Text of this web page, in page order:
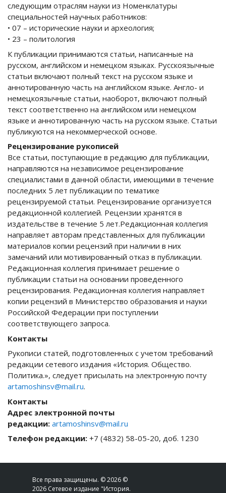
следующим отраслям науки из Номенклатуры
специальностей научных работников:
• 07 – исторические науки и археология;
• 23 – политология
К публикации принимаются статьи, написанные на
русском, английском и немецком языках. Русскоязычные
статьи включают полный текст на русском языке и
аннотированную часть на английском языке. Англо- и
немецкоязычные статьи, наоборот, включают полный
текст соответственно на английском или немецком
языке и аннотированную часть на русском языке. Статьи
публикуются на некоммерческой основе.
Рецензирование рукописей
Все статьи, поступающие в редакцию для публикации,
направляются на независимое рецензирование
специалистами в данной области, имеющими в течение
последних 5 лет публикации по тематике
рецензируемой статьи. Рецензирование организуется
редакционной коллегией. Рецензии хранятся в
издательстве в течение 5 лет.Редакционная коллегия
направляет авторам представленных для публикации
материалов копии рецензий при наличии в них
замечаний или мотивированный отказ в публикации.
Редакционная коллегия принимает решение о
публикации статьи на основании проведенного
рецензирования. Редакционная коллегия направляет
копии рецензий в Министерство образования и науки
Российской Федерации при поступлении
соответствующего запроса.
Контакты
Рукописи статей, подготовленных с учетом требований
редакции сетевого издания «История. Общество.
Политика.», следует присылать на электронную почту
artamoshinsv@mail.ru.
Контакты
Адрес электронной почты
редакции: artamoshinsv@mail.ru
Телефон редакции: +7 (4832) 58-05-20, доб. 1230
Все права защищены. © 2026 ©
2026 Сетевое издание "История.